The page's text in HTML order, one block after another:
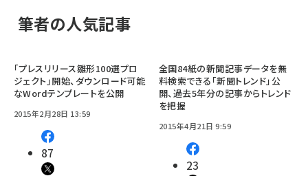
筆者の人気記事
「プレスリリース雛形100選プロ
ジェクト」開始、ダウンロード可能
なWordテンプレートを公開
2015年2月28日 13:59
87
全国84紙の新聞記事データを無
料検索できる「新聞トレンド」公
開、過去5年分の記事からトレンド
を把握
2015年4月21日 9:59
23